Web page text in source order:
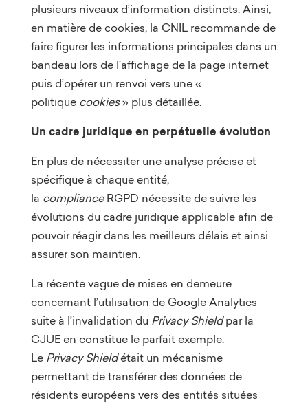
plusieurs niveaux d’information distincts. Ainsi,
en matière de cookies, la CNIL recommande de
faire figurer les informations principales dans un
bandeau lors de l’affichage de la page internet
puis d’opérer un renvoi vers une «
politique cookies» plus détaillée.
Un cadre juridique en perpétuelle évolution
En plus de nécessiter une analyse précise et
spécifique à chaque entité,
la complianceRGPD nécessite de suivre les
évolutions du cadre juridique applicable afin de
pouvoir réagir dans les meilleurs délais et ainsi
assurer son maintien.
La récente vague de mises en demeure
concernant l’utilisation de Google Analytics
suite à l’invalidation du Privacy Shieldpar la
CJUE en constitue le parfait exemple.
Le Privacy Shieldétait un mécanisme
permettant de transférer des données de
résidents européens vers des entités situées